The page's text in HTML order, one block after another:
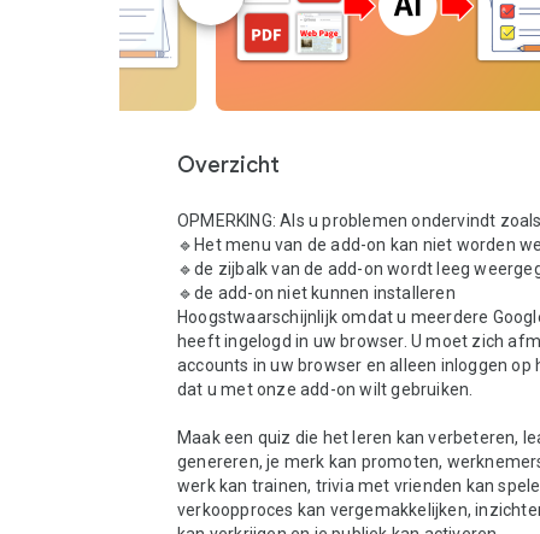
Overzicht
OPMERKING: Als u problemen ondervindt
🔹Het menu van de add-on kan niet worden
🔹de zijbalk van de add-on wordt leeg
🔹de add-on niet kunnen installeren
Hoogstwaarschijnlijk omdat u meerdere
heeft ingelogd in uw browser. U moet zich
accounts in uw browser en alleen inloggen op
dat u met onze add-on wilt gebruiken.
Maak een quiz die het leren kan verbeteren,
genereren, je merk kan promoten,
werk kan trainen, trivia met vrienden kan
verkoopproces kan vergemakkelijken,